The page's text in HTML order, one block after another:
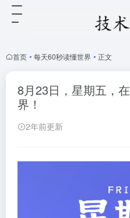
首页 • 每天60秒读懂世界 • 正文
8月23日，星期五，
界！
2年前更新